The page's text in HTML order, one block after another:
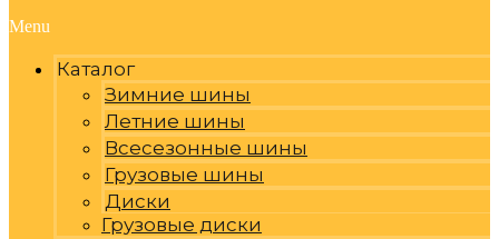
Menu
Каталог
Зимние шины
Летние шины
Всесезонные шины
Грузовые шины
Диски
Грузовые диски